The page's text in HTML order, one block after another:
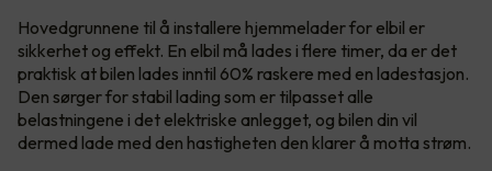
Hovedgrunnene til å installere hjemmelader for elbil er
sikkerhet og effekt. En elbil må lades i flere timer, da er det
praktisk at bilen lades inntil 60% raskere med en ladestasjon.
Den sørger for stabil lading som er tilpasset alle
belastningene i det elektriske anlegget, og bilen din vil
dermed lade med den hastigheten den klarer å motta strøm.